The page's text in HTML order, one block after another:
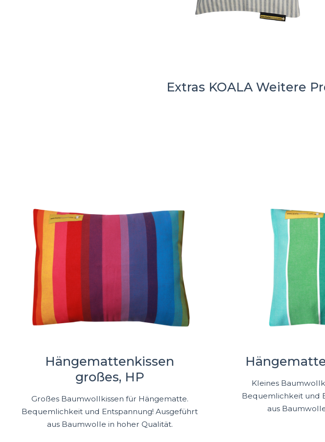
Extras KOALA Weitere
Hängemattenkissen
großes, HP
Großes Baumwollkissen für Hängematte.
Bequemlichkeit und Entspannung! Ausgeführt
aus Baumwolle in hoher Qualität.
Kleines
Bequemlichkeit und
aus